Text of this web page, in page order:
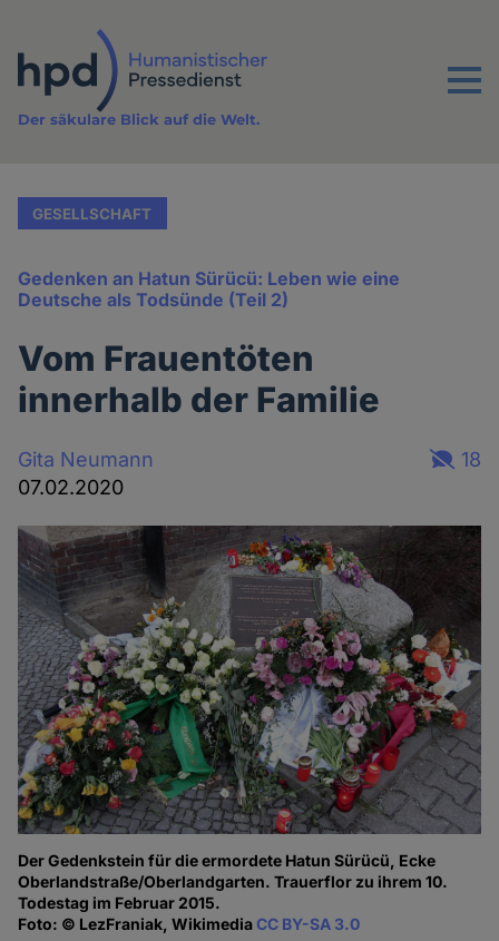
Inhalt
Menu
Der säkulare Blick auf die Welt.
GESELLSCHAFT
Gedenken an Hatun Sürücü: Leben wie eine
Deutsche als Todsünde (Teil 2)
Vom Frauentöten
innerhalb der Familie
Gita Neumann
07.02.2020
18
Der Gedenkstein für die ermordete Hatun Sürücü, Ecke
Oberlandstraße/Oberlandgarten. Trauerflor zu ihrem 10.
Todestag im Februar 2015.
Foto: © LezFraniak, WikimediaCC BY-SA 3.0